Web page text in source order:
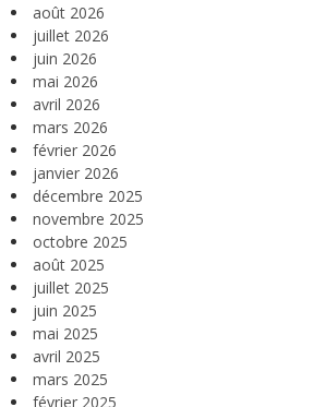
août 2026
juillet 2026
juin 2026
mai 2026
avril 2026
mars 2026
février 2026
janvier 2026
décembre 2025
novembre 2025
octobre 2025
août 2025
juillet 2025
juin 2025
mai 2025
avril 2025
mars 2025
février 2025